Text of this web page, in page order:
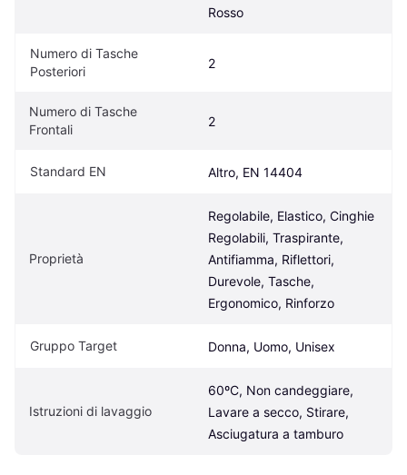
Rosso
Numero di Tasche
Posteriori
2
Numero di Tasche
Frontali
2
Standard EN Altro, EN 14404
Proprietà
Regolabile, Elastico, Cinghie
Regolabili, Traspirante,
Antifiamma, Riflettori,
Durevole, Tasche,
Ergonomico, Rinforzo
Gruppo Target Donna, Uomo, Unisex
Istruzioni di lavaggio
60ºC, Non candeggiare,
Lavare a secco, Stirare,
Asciugatura a tamburo